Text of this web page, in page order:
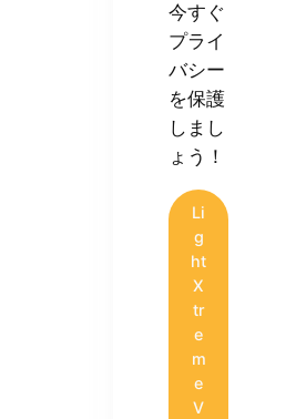
今すぐ
プライ
バシー
を保護
しまし
ょう！
Li
g
ht
X
tr
e
m
e
V